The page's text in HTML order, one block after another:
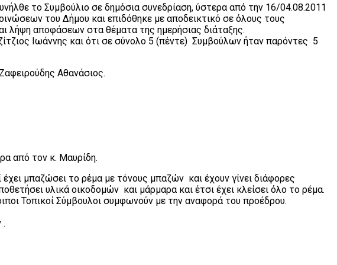
το Συμβούλιο σε δημόσια συνεδρίαση, ύστερα από την 16/04.08.2011
του Δήμου και επιδόθηκε με αποδεικτικό σε όλους τους
λήψη αποφάσεων στα θέματα της ημερήσιας διάταξης.
Ιωάννης και ότι σε σύνολο 5 (πέντε) Συμβούλων ήταν παρόντες 5
Αθανάσιος.
από τον κ. Μαυρίδη.
μπαζώσει το ρέμα με τόνους μπαζών και έχουν γίνει διάφορες
υλικά οικοδομών και μάρμαρα και έτσι έχει κλείσει όλο το ρέμα.
Τοπικοί Σύμβουλοι συμφωνούν με την αναφορά του προέδρου.
.